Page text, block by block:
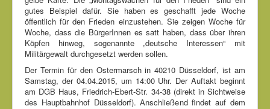
gutes Beispiel dafür. Sie haben es geschafft jede Woche
öffentlich für den Frieden einzustehen. Sie zeigen Woche für
Woche, dass die BürgerInnen es satt haben, dass über ihren
Köpfen hinweg, sogenannte „deutsche Interessen“ mit
Militärgewalt durchgesetzt werden sollen.
Der Termin für den Ostermarsch in40210 Düsseldorf, ist am
Samstag, der 04.04.2015, um 14:00 Uhr. Der Auftakt beginnt
am DGB Haus, Friedrich-Ebert-Str. 34-38 (direkt in Sichtweise
des Hauptbahnhof Düsseldorf). Anschließend findet auf dem